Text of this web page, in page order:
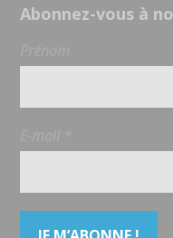
Abonnez-vous à